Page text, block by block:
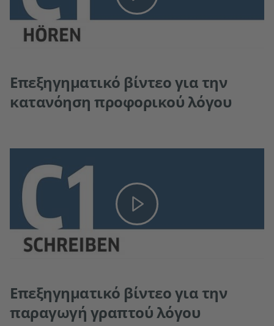
Επεξηγηματικό βίντεο για την
κατανόηση προφορικού λόγου
Επεξηγηματικό βίντεο για την
παραγωγή γραπτού λόγου